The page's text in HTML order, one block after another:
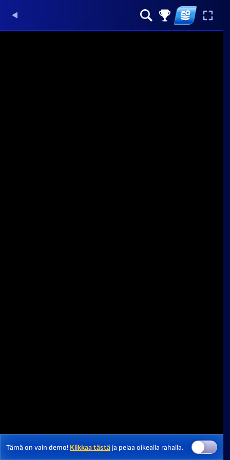
Tämä on vain demo! Klikkaa tästä ja pelaa oikealla rahalla.